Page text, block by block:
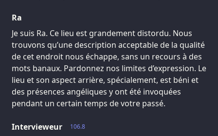
Ra
Je suis Ra. Ce lieu est grandement distordu. Nous
trouvons qu’une description acceptable de la qualité
de cet endroit nous échappe, sans un recours à des
mots banaux. Pardonnez nos limites d’expression. Le
lieu et son aspect arrière, spécialement, est béni et
des présences angéliques y ont été invoquées
pendant un certain temps de votre passé.
106.8
Intervieweur